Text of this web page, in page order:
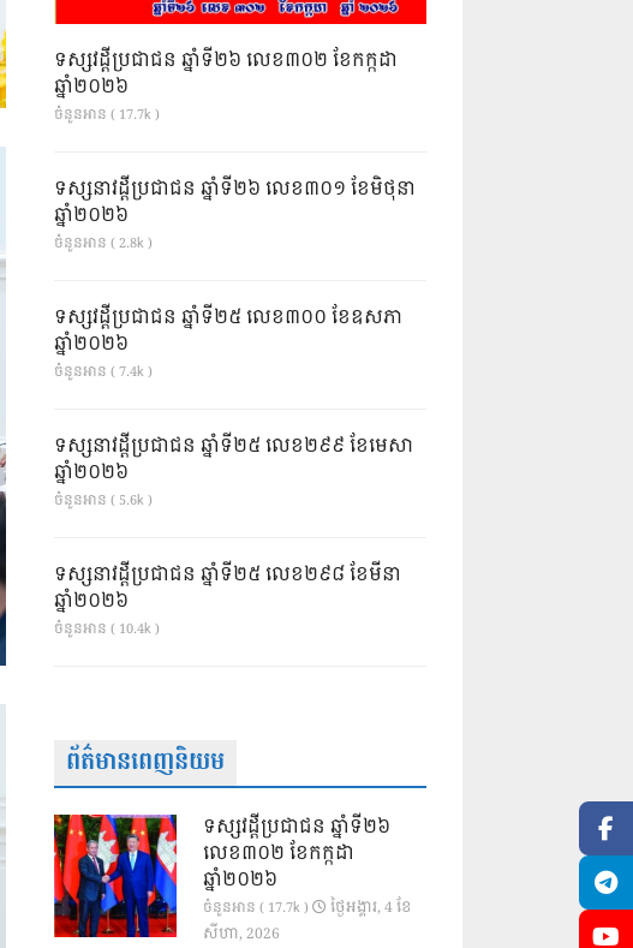
ទស្សវដ្តីប្រជាជន ឆ្នាំទី២៦ លេខ៣០២ ខែកក្កដា
ឆ្នាំ២០២៦
ចំនួនអាន ( 17.7k )
ទស្សនាវដ្ដីប្រជាជន ឆ្នាំទី២៦ លេខ៣០១ ខែមិថុនា
ឆ្នាំ២០២៦
ចំនួនអាន ( 2.8k )
ទស្សវដ្តីប្រជាជន ឆ្នាំទី២៥ លេខ៣០០ ខែឧសភា
ឆ្នាំ២០២៦
ចំនួនអាន ( 7.4k )
ទស្សនាវដ្ដីប្រជាជន ឆ្នាំទី២៥ លេខ២៩៩ ខែមេសា
ឆ្នាំ២០២៦
ចំនួនអាន ( 5.6k )
ទស្សនាវដ្ដីប្រជាជន ឆ្នាំទី២៥ លេខ២៩៨ ខែមីនា
ឆ្នាំ២០២៦
ចំនួនអាន ( 10.4k )
ព័ត៌មានពេញនិយម
ទស្សវដ្តីប្រជាជន ឆ្នាំទី២៦
លេខ៣០២ ខែកក្កដា
ឆ្នាំ២០២៦
ចំនួនអាន ( 17.7k )
ថ្ងៃ​អង្គារ, 4 ខែ​
សីហា, 2026